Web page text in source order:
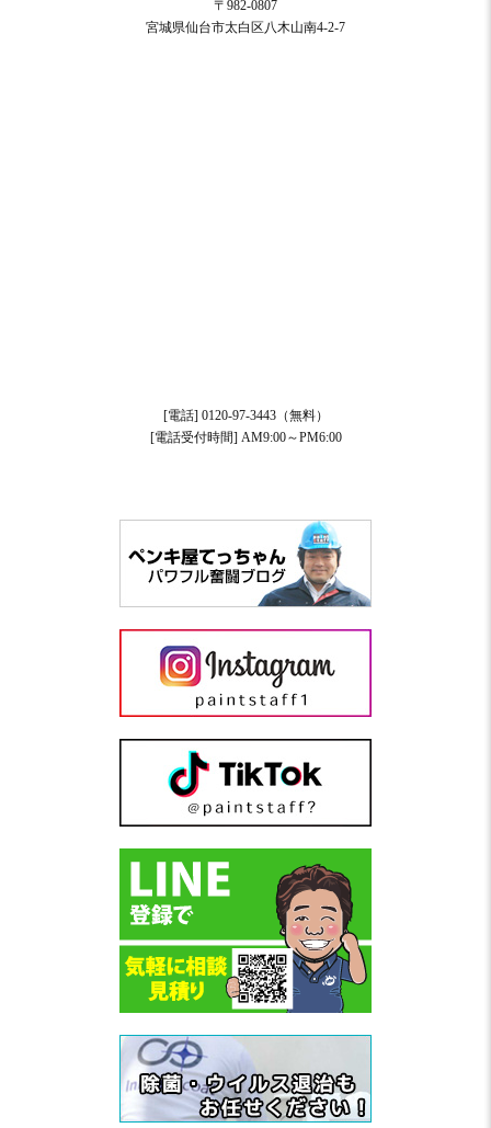
〒982-0807
宮城県仙台市太白区八木山南4-2-7
[電話] 0120-97-3443（無料）
[電話受付時間] AM9:00～PM6:00